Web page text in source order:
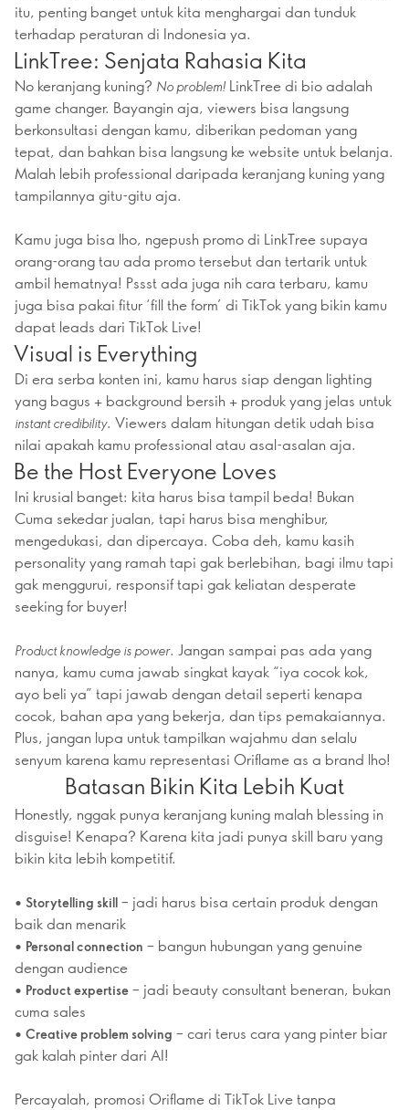
itu, penting banget untuk kita menghargai dan tunduk
terhadap peraturan di Indonesia ya.
LinkTree: Senjata Rahasia Kita
No keranjang kuning? No problem! LinkTree di bio adalah
game changer. Bayangin aja, viewers bisa langsung
berkonsultasi dengan kamu, diberikan pedoman yang
tepat, dan bahkan bisa langsung ke website untuk belanja.
Malah lebih professional daripada keranjang kuning yang
tampilannya gitu-gitu aja.
Kamu juga bisa lho, ngepush promo di LinkTree supaya
orang-orang tau ada promo tersebut dan tertarik untuk
ambil hematnya! Pssst ada juga nih cara terbaru, kamu
juga bisa pakai fitur ‘fill the form’ di TikTok yang bikin kamu
dapat leads dari TikTok Live!
Visual is Everything
Di era serba konten ini, kamu harus siap dengan lighting
yang bagus + background bersih + produk yang jelas untuk
instant credibility. Viewers dalam hitungan detik udah bisa
nilai apakah kamu professional atau asal-asalan aja.
Be the Host Everyone Loves
Ini krusial banget: kita harus bisa tampil beda! Bukan
Cuma sekedar jualan, tapi harus bisa menghibur,
mengedukasi, dan dipercaya. Coba deh, kamu kasih
personality yang ramah tapi gak berlebihan, bagi ilmu tapi
gak menggurui, responsif tapi gak keliatan desperate
seeking for buyer!
Product knowledge is power. Jangan sampai pas ada yang
nanya, kamu cuma jawab singkat kayak “iya cocok kok,
ayo beli ya” tapi jawab dengan detail seperti kenapa
cocok, bahan apa yang bekerja, dan tips pemakaiannya.
Plus, jangan lupa untuk tampilkan wajahmu dan selalu
senyum karena kamu representasi Oriflame as a brand lho!
Batasan Bikin Kita Lebih Kuat
Honestly, nggak punya keranjang kuning malah blessing in
disguise! Kenapa? Karena kita jadi punya skill baru yang
bikin kita lebih kompetitif.
• Storytelling skill – jadi harus bisa certain produk dengan
baik dan menarik
• Personal connection – bangun hubungan yang genuine
dengan audience
• Product expertise – jadi beauty consultant beneran, bukan
cuma sales
• Creative problem solving – cari terus cara yang pinter biar
gak kalah pinter dari AI!
Percayalah, promosi Oriflame di TikTok Live tanpa